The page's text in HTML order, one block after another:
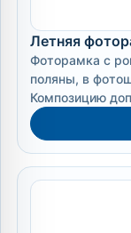
Летняя
Фоторамка с
поляны, в
Композицию